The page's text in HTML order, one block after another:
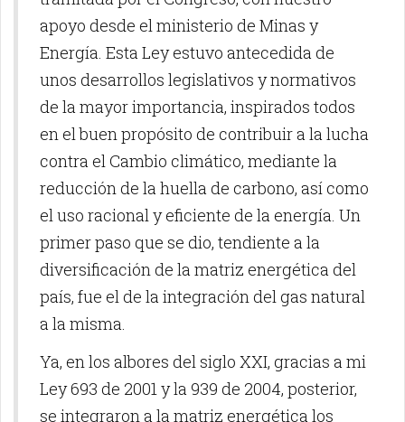
apoyo desde el ministerio de Minas y
Energía. Esta Ley estuvo antecedida de
unos desarrollos legislativos y normativos
de la mayor importancia, inspirados todos
en el buen propósito de contribuir a la lucha
contra el Cambio climático, mediante la
reducción de la huella de carbono, así como
el uso racional y eficiente de la energía. Un
primer paso que se dio, tendiente a la
diversificación de la matriz energética del
país, fue el de la integración del gas natural
a la misma.
Ya, en los albores del siglo XXI, gracias a mi
Ley 693 de 2001 y la 939 de 2004, posterior,
se integraron a la matriz energética los